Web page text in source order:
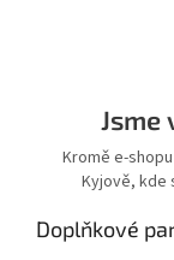
Kromě e-
Kyjově, kde
Doplňkové